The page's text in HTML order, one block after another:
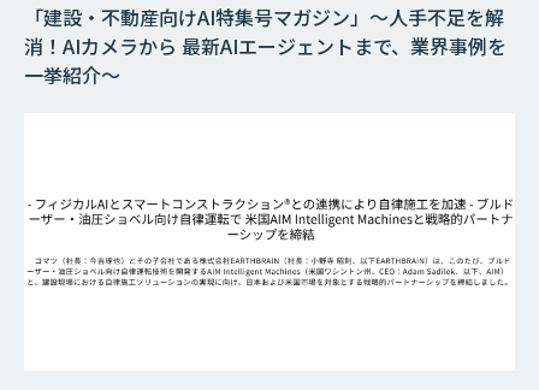
「建設・不動産向けAI特集号マガジン」～人手不足を解
消！AIカメラから 最新AIエージェントまで、業界事例を
一挙紹介～